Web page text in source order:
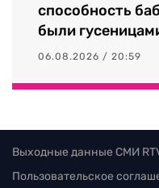
способность
были
06.08.2026 / 20:59
Выходные данные СМИ
Пользовательское